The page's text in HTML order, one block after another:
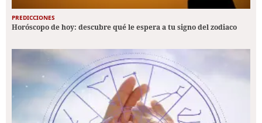
PREDICCIONES
Horóscopo de hoy: descubre qué le espera a tu signo del zodiaco